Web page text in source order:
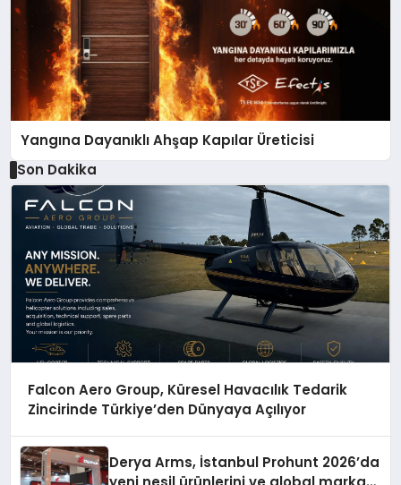
Yangına Dayanıklı Ahşap Kapılar Üreticisi
Son Dakika
Falcon Aero Group, Küresel Havacılık Tedarik
Zincirinde Türkiye’den Dünyaya Açılıyor
Derya Arms, İstanbul Prohunt 2026’da